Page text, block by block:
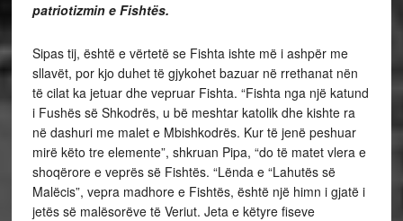
patriotizmin e Fishtës.
Sipas tij, është e vërtetë se Fishta ishte më i ashpër me
sllavët, por kjo duhet të gjykohet bazuar në rrethanat nën
të cilat ka jetuar dhe vepruar Fishta. “Fishta nga një katund
i Fushës së Shkodrës, u bë meshtar katolik dhe kishte ra
në dashuri me malet e Mbishkodrës. Kur të jenë peshuar
mirë këto tre elemente”, shkruan Pipa, “do të matet vlera e
shoqërore e veprës së Fishtës. “Lënda e “Lahutës së
Malëcis”, vepra madhore e Fishtës, është një himn i gjatë i
jetës së malësorëve të Veriut. Jeta e këtyre fiseve